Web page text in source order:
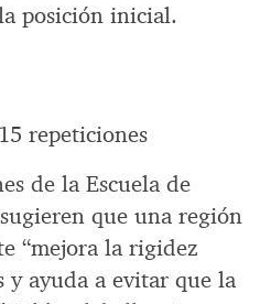
posición inicial.
repeticiones
de la Escuela de
que una región
“mejora la rigidez
y ayuda a evitar que la